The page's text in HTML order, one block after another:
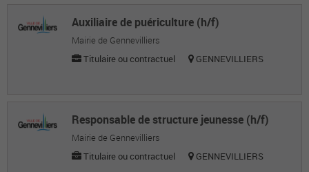
Jean Michel G.
Employé polyvalent
Philippe P.
Employé polyvalent
Auxiliaire de puériculture (h/f)
Mairie de Gennevilliers
Titulaire ou contractuel
GENNEVILLIERS
Responsable de structure jeunesse (h/f)
Mairie de Gennevilliers
Titulaire ou contractuel
GENNEVILLIERS